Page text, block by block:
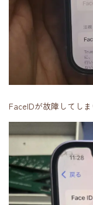
FaceIDが故障してし